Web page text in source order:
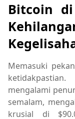
Bitcoin di
Memasuki
mengalami
semalam,
krusial di